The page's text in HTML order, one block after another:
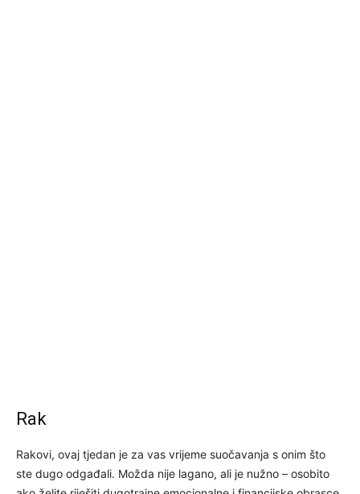
Rak
Rakovi, ovaj tjedan je za vas vrijeme suočavanja s onim što
ste dugo odgađali. Možda nije lagano, ali je nužno – osobito